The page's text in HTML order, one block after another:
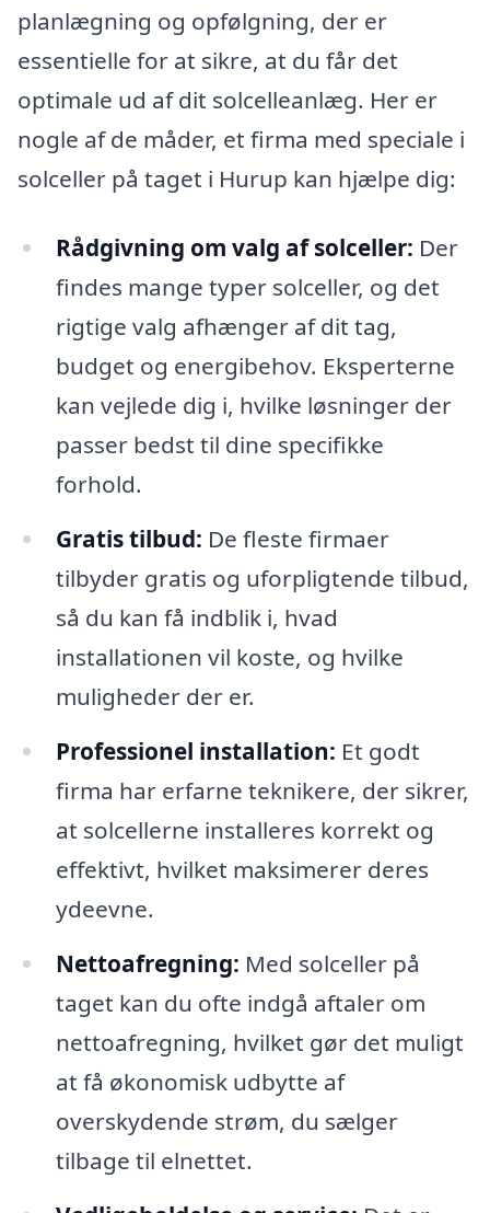
planlægning og opfølgning, der er
essentielle for at sikre, at du får det
optimale ud af dit solcelleanlæg. Her er
nogle af de måder, et firma med speciale i
solceller på taget i Hurup kan hjælpe dig:
Rådgivning om valg af solceller: Der
findes mange typer solceller, og det
rigtige valg afhænger af dit tag,
budget og energibehov. Eksperterne
kan vejlede dig i, hvilke løsninger der
passer bedst til dine specifikke
forhold.
Gratis tilbud: De fleste firmaer
tilbyder gratis og uforpligtende tilbud,
så du kan få indblik i, hvad
installationen vil koste, og hvilke
muligheder der er.
Professionel installation: Et godt
firma har erfarne teknikere, der sikrer,
at solcellerne installeres korrekt og
effektivt, hvilket maksimerer deres
ydeevne.
Nettoafregning: Med solceller på
taget kan du ofte indgå aftaler om
nettoafregning, hvilket gør det muligt
at få økonomisk udbytte af
overskydende strøm, du sælger
tilbage til elnettet.